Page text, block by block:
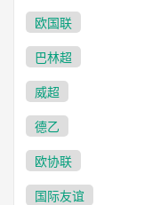
欧国联
巴林超
威超
德乙
欧协联
国际友谊